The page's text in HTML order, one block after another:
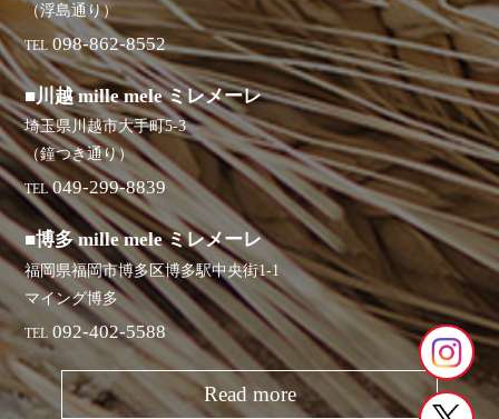
（浮島通り）
TEL 098-862-8552
■川越 mille mele ミレメーレ
埼玉県川越市大手町5-3
（鐘つき通り）
TEL 049-299-8839
■博多 mille mele ミレメーレ
福岡県福岡市博多区博多駅中央街1-1
マイング博多
TEL 092-402-5588
Read more